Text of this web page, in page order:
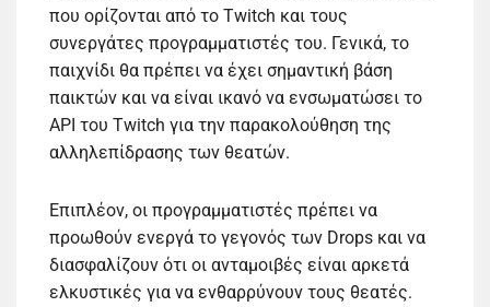
που ορίζονται από το Twitch και τους
συνεργάτες προγραμματιστές του. Γενικά, το
παιχνίδι θα πρέπει να έχει σημαντική βάση
παικτών και να είναι ικανό να ενσωματώσει το
API του Twitch για την παρακολούθηση της
αλληλεπίδρασης των θεατών.
Επιπλέον, οι προγραμματιστές πρέπει να
προωθούν ενεργά το γεγονός των Drops και να
διασφαλίζουν ότι οι ανταμοιβές είναι αρκετά
ελκυστικές για να ενθαρρύνουν τους θεατές.